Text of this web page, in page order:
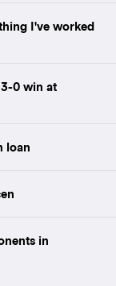
I've worked
0 win at
loan
in